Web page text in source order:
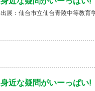
出展：仙台市立仙台青陵中等教育
身近な疑問がいーっぱい!